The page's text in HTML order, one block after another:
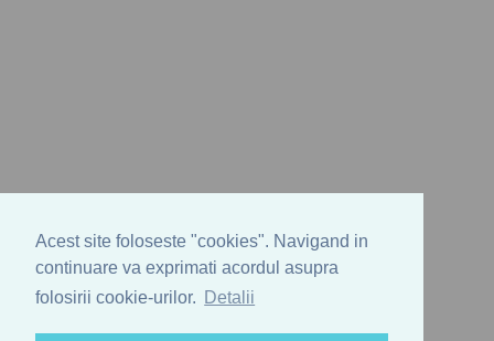
Acest site foloseste "cookies". Navigand in
continuare va exprimati acordul asupra
folosirii cookie-urilor.
Detalii